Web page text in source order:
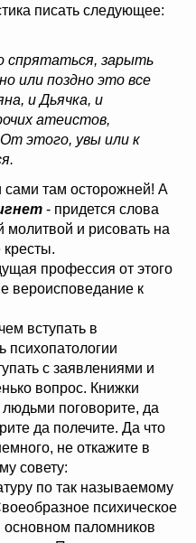
писать следующее:
спрятаться, зарыть
или поздно это все
и Дьячка, и
атеистов,
этого, увы или к
там осторожней! А
- придется слова
молитвой и рисовать на
кресты.
профессия от этого
вероисповедание к
вступать в
психопатологии
с заявлениями и
вопрос. Книжки
поговорите, да
да полечите. Да что
не откажите в
совету:
по так называемому
психическое
паломников